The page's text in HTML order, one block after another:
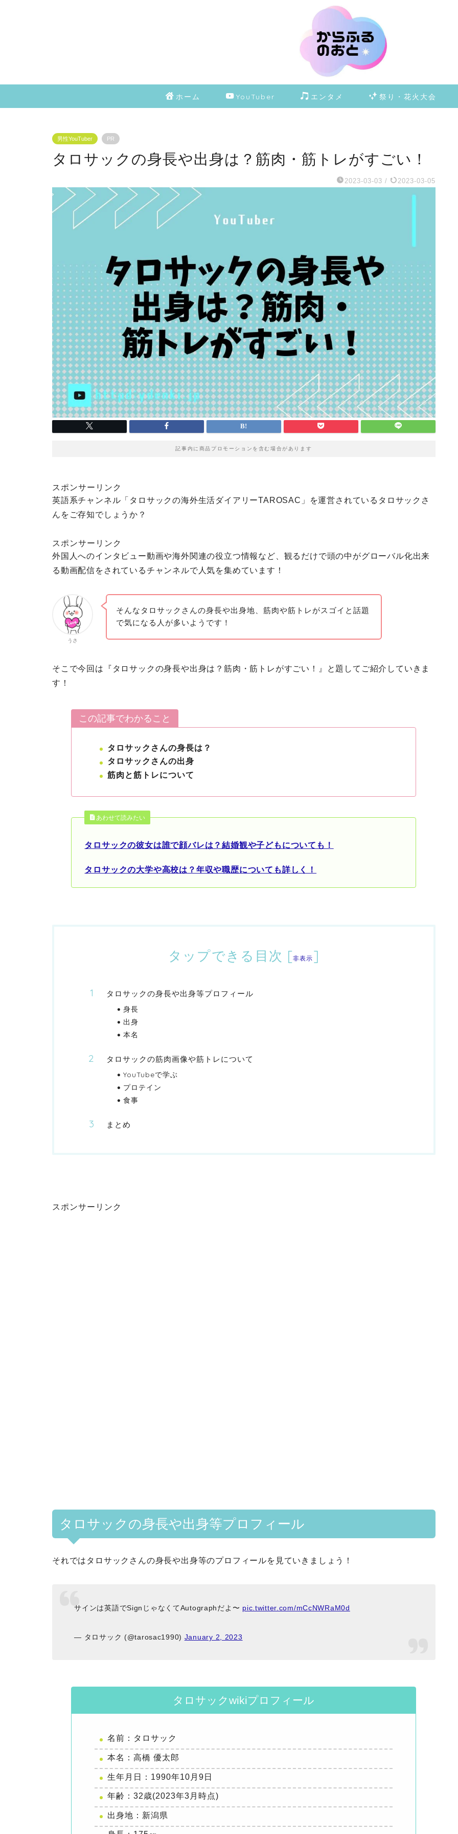
ホーム YouTuber エンタメ 祭り・花火大会
男性YouTuber PR
タロサックの身長や出身は？筋肉・筋トレがすごい！
2023-03-03 / 2023-03-05
記事内に商品プロモーションを含む場合があります
スポンサーリンク
英語系チャンネル「タロサックの海外生活ダイアリーTAROSAC」を運営されているタロサックさ
んをご存知でしょうか？
スポンサーリンク
外国人へのインタビュー動画や海外関連の役立つ情報など、観るだけで頭の中がグローバル化出来
る動画配信をされているチャンネルで人気を集めています！
うさ
そんなタロサックさんの身長や出身地、筋肉や筋トレがスゴイと話題
で気になる人が多いようです！
そこで今回は『タロサックの身長や出身は？筋肉・筋トレがすごい！』と題してご紹介していきま
す ！
この記事でわかること
タロサックさんの身長は？
タロサックさんの出身
筋肉と筋トレについて
あわせて読みたい
タロサックの彼女は誰で顔バレは？結婚観や子どもについても！
タロサックの大学や高校は？年収や職歴についても詳しく！
タップできる目次 [非表示 ]
タロサックの身長や出身等プロフィール
身長
出身
本名
タロサックの筋肉画像や筋トレについて
YouTubeで学ぶ
プロテイン
食事
まとめ
スポンサーリンク
タロサックの身長や出身等プロフィール
それではタロサックさんの身長や出身等のプロフィールを見ていきましょう！
サインは英語でSignじゃなくてAutographだよ〜 pic.twitter.com/mCcNWRaM0d
— タロサック (@tarosac1990) January 2, 2023
タロサックwikiプロフィール
名前：タロサック
本名：高橋 優太郎
生年月日：1990年10月9日
年齢：32歳(2023年3月時点)
出身地：新潟県